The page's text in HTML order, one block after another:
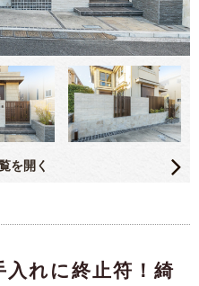
を開く
れに終止符！綺